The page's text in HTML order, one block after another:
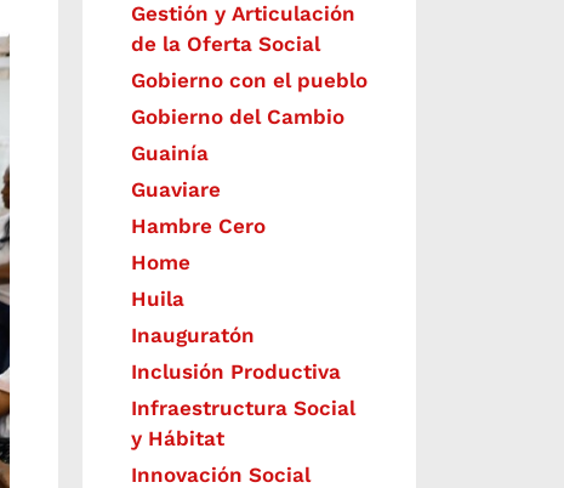
Gestión y Articulación
de la Oferta Social
Gobierno con el pueblo
Gobierno del Cambio
Guainía
Guaviare
Hambre Cero
Home
Huila
Inauguratón
Inclusión Productiva
Infraestructura Social
y Hábitat
​Innovación Social